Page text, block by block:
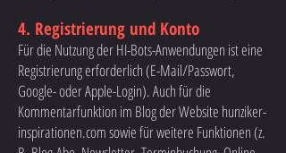
4. Registrierung und Konto
Für die Nutzung der HI-Bots-Anwendungen ist eine
Registrierung erforderlich (E-Mail/Passwort,
Google- oder Apple-Login). Auch für die
Kommentarfunktion im Blog der Website hunziker-
inspirationen.com sowie für weitere Funktionen (z.